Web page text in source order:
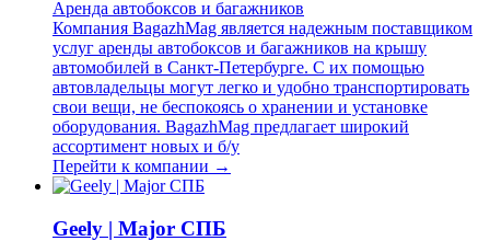
Аренда автобоксов и багажников
Компания BagazhMag является надежным поставщиком
услуг аренды автобоксов и багажников на крышу
автомобилей в Санкт-Петербурге. С их помощью
автовладельцы могут легко и удобно транспортировать
свои вещи, не беспокоясь о хранении и установке
оборудования. BagazhMag предлагает широкий
ассортимент новых и б/у
Перейти к компании →
Geely | Major СПБ